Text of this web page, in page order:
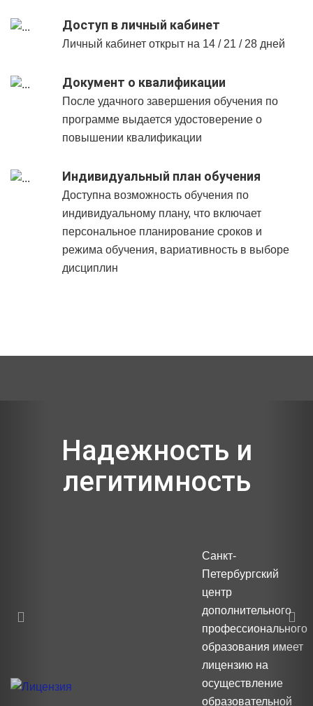
Доступ в личный кабинет
Личный кабинет открыт на 14 / 21 / 28 дней
Документ о квалификации
После удачного завершения обучения по
программе выдается удостоверение о
повышении квалификации
Индивидуальный план обучения
Доступна возможность обучения по
индивидуальному плану, что включает
персональное планирование сроков и
режима обучения, вариативность в выборе
дисциплин
Надежность и
легитимность
Санкт-
Петербургский
центр
дополнительного
профессионального
образования имеет
лицензию на
осуществление
образовательной